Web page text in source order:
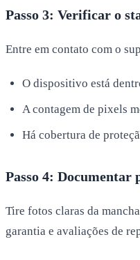
Passo 3: Verificar o
Entre em contato com o
O dispositivo está
A contagem de pixels
Há cobertura de
Passo 4: Documentar
Tire fotos claras da
garantia e avaliações de